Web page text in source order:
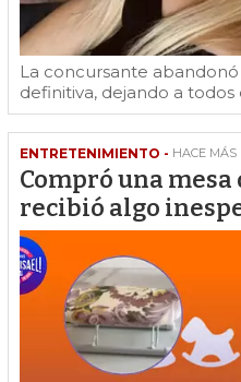
La concursante
definitiva, dejando a todos
ENTRETENIMIENTO - HACE MÁS
Compró una
recibió algo